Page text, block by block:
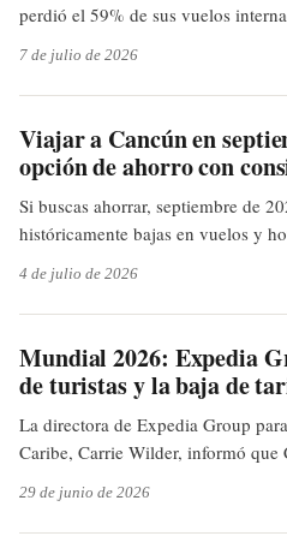
perdió el 59% de sus vuelos
internacional de pasajeros y
junio en 48.8%.
7 de julio de 2026
Viajar a Cancún en
opción de ahorro con
Si buscas ahorrar, septiembre de
históricamente bajas en vuelos y
considerar la posibilidad
tropicales. ¡Prepara las maletas
4 de julio de 2026
Mundial 2026: Expedia
de turistas y la baja de
La directora de Expedia Group
Caribe, Carrie Wilder, informó que
Argentina, impulsado por el
complementa con la baja de
29 de junio de 2026